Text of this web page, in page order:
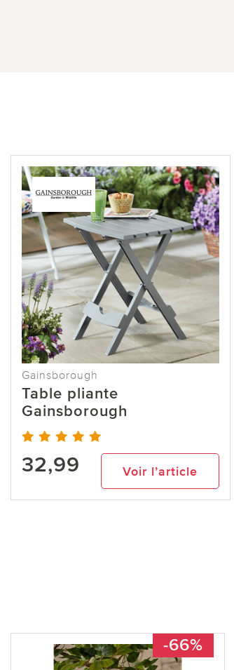
Gainsborough
Table pliante
Gainsborough
32,99 Voir l’article
-66%